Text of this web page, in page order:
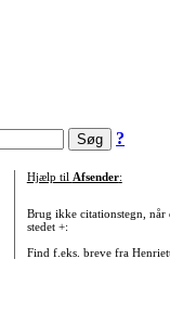
?
Hjælp til Afsender:
Brug ikke citationstegn, når
stedet +:
Find f.eks. breve fra